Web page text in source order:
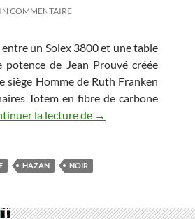
COMMENTAIRE
un Solex 3800 et une table
de Jean Prouvé créée
siège Homme de Ruth Franken
Totem en fibre de carbone
la lecture de NOIR : L’ emblème
→
HAZAN NOIR